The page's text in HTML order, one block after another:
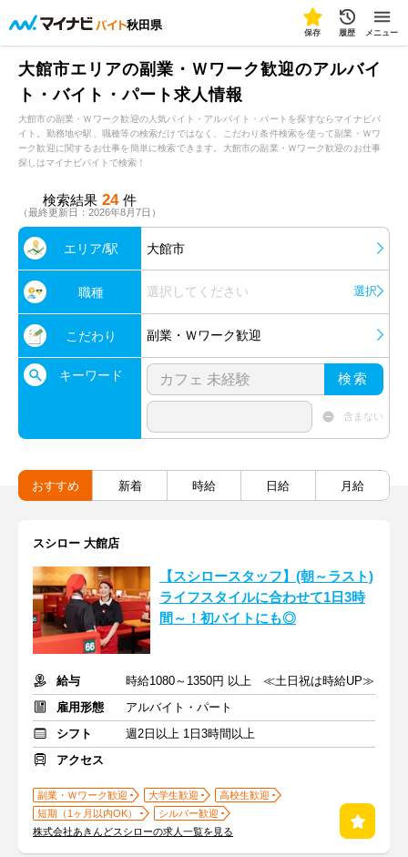
秋田県
保存 履歴 メニュー
大館市エリアの副業・Ｗワーク歓迎のアルバイ
ト・バイト・パート求人情報
大館市の副業・Ｗワーク歓迎の人気バイト・アルバイト・パートを探すならマイナビバ
イト。勤務地や駅、職種等の検索だけではなく、こだわり条件検索を使って副業・Ｗワ
ーク歓迎に関するお仕事を簡単に検索できます。大館市の副業・Ｗワーク歓迎のお仕事
探しはマイナビバイトで検索！
検索結果 24 件
（最終更新日：2026年8月7日）
エリア/駅 大館市
職種 選択してください 選択
こだわり 副業・Ｗワーク歓迎
キーワード 検索
含まない
おすすめ 新着 時給 日給 月給
スシロー 大館店
【スシロースタッフ】(朝～ラスト)
ライフスタイルに合わせて1日3時
間～！初バイトにも◎
給与
時給1080～1350円 以上 ≪土日祝は時給UP≫
雇用形態
アルバイト・パート
シフト
週2日以上 1日3時間以上
アクセス
副業・Ｗワーク歓迎 大学生歓迎
高校生歓迎
短期（1ヶ月以内OK）
シルバー歓迎
株式会社あきんどスシローの求人一覧を見る